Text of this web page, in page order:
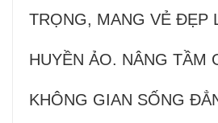
TRỌNG, MANG VẺ ĐẸP
HUYỀN ẢO. NÂNG TẦM
KHÔNG GIAN SỐNG